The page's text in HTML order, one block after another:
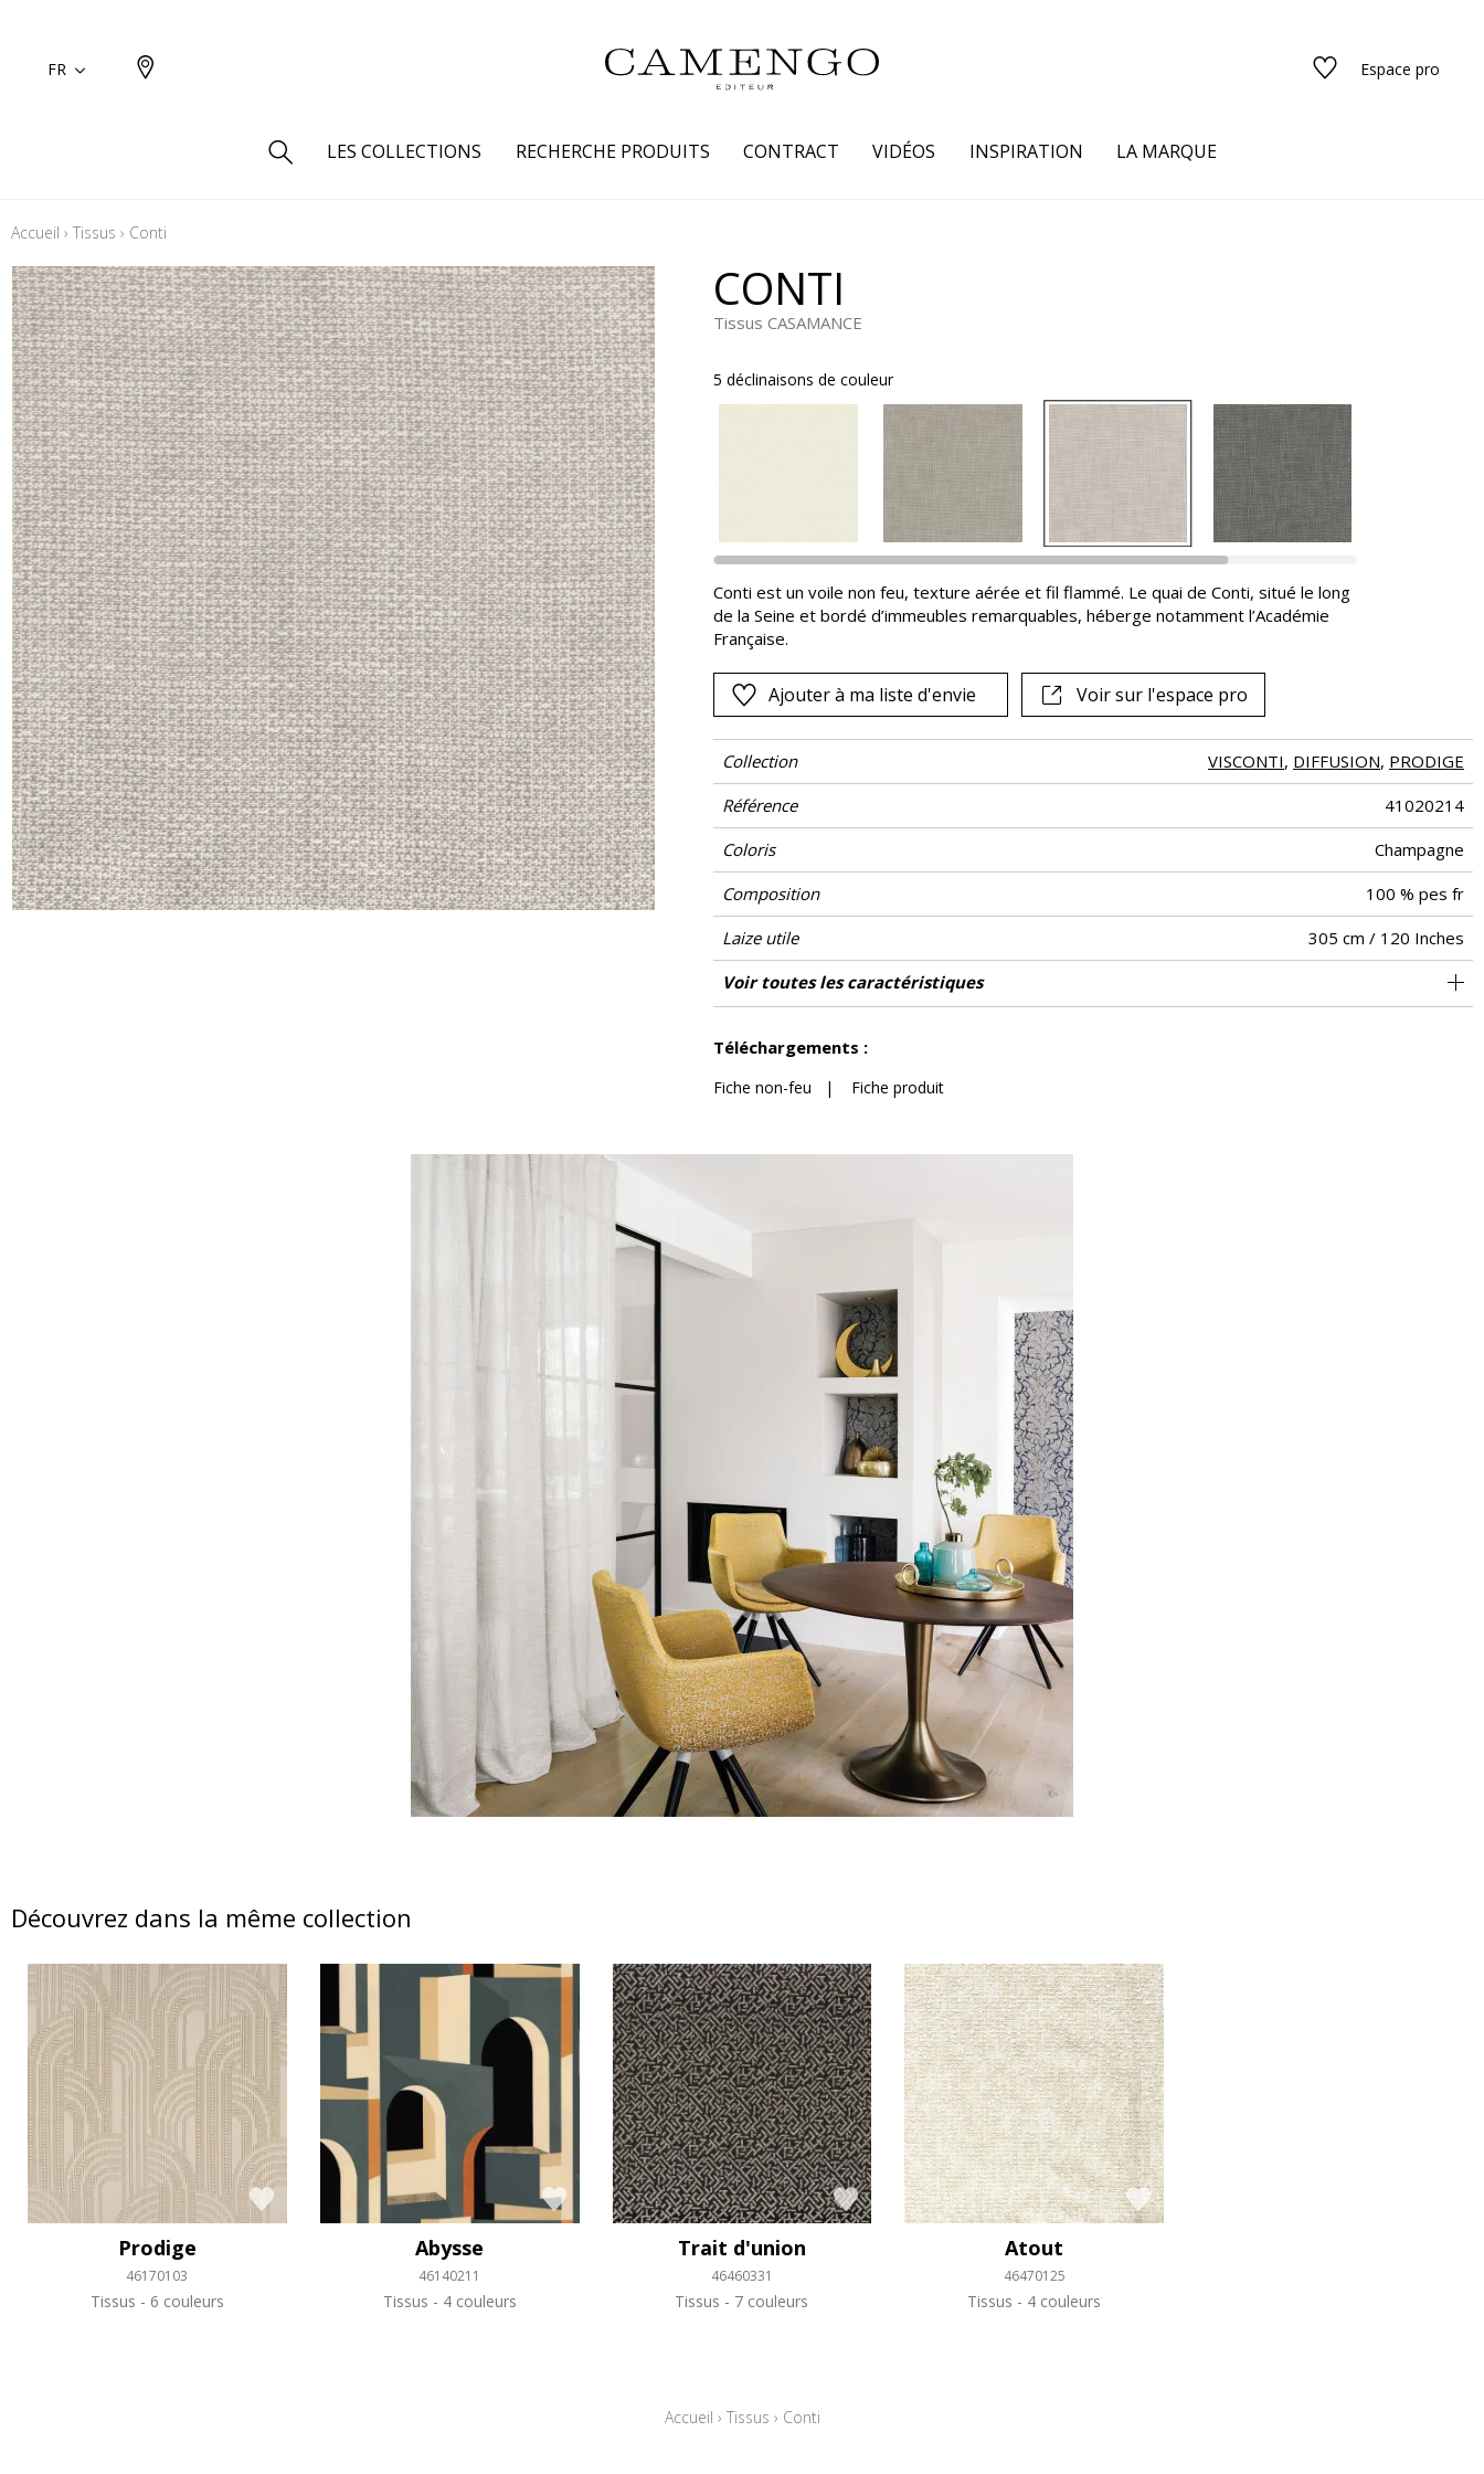
FR Espace pro
LES COLLECTIONS RECHERCHE PRODUITS
Aspect coton
Aspect laine
Aspect lin
Aspect soie
Coton
Inspiration fourrure
Laine
Lin
Polyester
Satin
Taffetas
Velours
Dessins
Faux unis / texture
Jaune
Marron
Multicouleurs
Orange
Rose
Violet
Voir tous les tissus
CONTRACT VIDÉOS INSPIRATION LA MARQUE
Accueil › Tissus › Conti
CONTI
Tissus CASAMANCE
5 déclinaisons de couleur
Conti est un voile non feu, texture aérée et fil flammé. Le quai de Conti, situé le long
de la Seine et bordé d’immeubles remarquables, héberge notamment l’Académie
Française.
Ajouter à ma liste d'envie Voir sur l'espace pro
Collection VISCONTI, DIFFUSION, PRODIGE
Référence
41020214
Coloris
Champagne
Composition
100 % pes fr
Laize utile
305 cm / 120 Inches
Rétrécissement
<3%
Raccord Raccord libre
Sens De haut
Poids g/m² 310
Performance Accoustique aw - 0.25
Usage
Non feu
Entretien
Pays d'origine Turquie
Voir toutes les caractéristiques
Téléchargements :
Fiche non-feu | Fiche produit
Découvrez dans la même collection
Prodige
46170103
Tissus 6 couleurs
Abysse
46140211
Tissus 4 couleurs
Trait d'union
46460331
Tissus 7 couleurs
Atout
46470125
Tissus 4 couleurs
Accueil › Tissus › Conti